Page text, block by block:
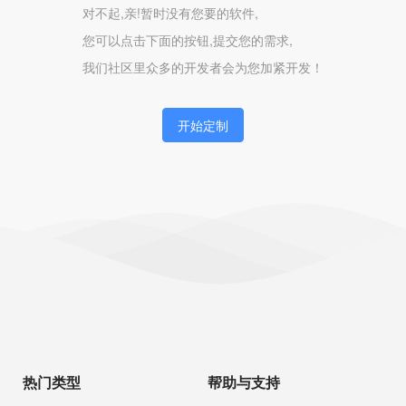
对不起,亲!暂时没有您要的软件,
您可以点击下面的按钮,提交您的需求,
我们社区里众多的开发者会为您加紧开发！
开始定制
热门类型 帮助与支持